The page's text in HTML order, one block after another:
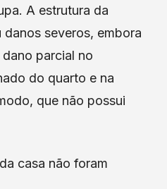
A estrutura da
severos, embora
parcial no
do quarto e na
que não possui
casa não foram